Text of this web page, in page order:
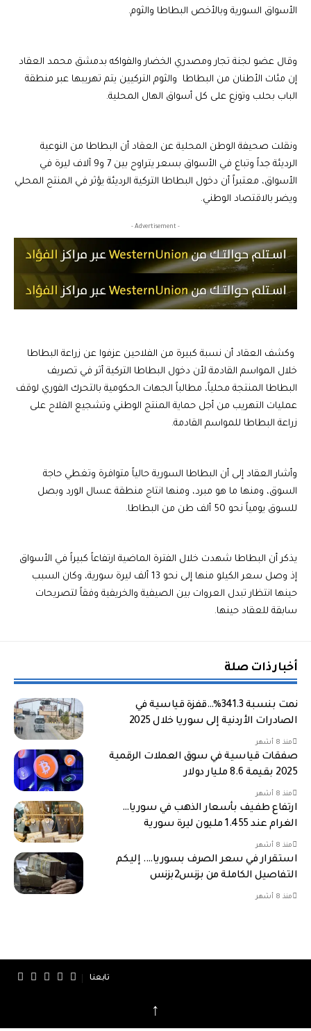
الأسواق السورية وبالأخص البطاطا والثوم.
وقال عضو لجنة تجار ومصدري الخضار والفواكه بدمشق محمد العقاد
إن مئات الأطنان من البطاطا والثوم التركيين يتم تهريبها عبر منطقة
الباب بحلب وتوزع على كل أسواق الهال المحلية.
ونقلت صحيفة الوطن المحلية عن العقاد أن البطاطا من النوعية
الرديئة جداً وتباع في الأسواق بسعر يتراوح بين 7 و9 آلاف ليرة في
الأسواق، معتبراً أن دخول البطاطا التركية الرديئة يؤثر في المنتج المحلي
ويضر بالاقتصاد الوطني.
- Advertisement -
وكشف العقاد أن نسبة كبيرة من الفلاحين عزفوا عن زراعة البطاطا
خلال المواسم القادمة لأن دخول البطاطا التركية أثر في تصريف
البطاطا المنتجة محلياً، مطالباً الجهات الحكومية بالتحرك الفوري لوقف
عمليات التهريب من أجل حماية المنتج الوطني وتشجيع الفلاح على
زراعة البطاطا للمواسم القادمة.
وأشار العقاد إلى أن البطاطا السورية حالياً متوافرة وتغطي حاجة
السوق، ومنها ما هو مبرد، ومنها انتاج منطقة عسال الورد وبصل
للسوق يومياً نحو 50 ألف طن من البطاطا.
يذكر أن البطاطا شهدت خلال الفترة الماضية ارتفاعاً كبيراً في الأسواق
إذ وصل سعر الكيلو منها إلى نحو 13 ألف ليرة سورية، وكان السبب
حينها انتظار تبدل العروات بين الصيفية والخريفية وفقاً لتصريحات
سابقة للعقاد حينها.
أخبار ذات صلة
نمت بنسبة 341.3%…قفزة قياسية في
الصادرات الأردنية إلى سوريا خلال 2025
منذ 8 أشهر
صفقات قياسية في سوق العملات الرقمية
2025 بقيمة 8.6 مليار دولار
منذ 8 أشهر
ارتفاع طفيف بأسعار الذهب في سوريا…
الغرام عند 1.455 مليون ليرة سورية
منذ 8 أشهر
استقرار في سعر الصرف بسوريا…. إليكم
التفاصيل الكاملة من بزنس2بزنس
منذ 8 أشهر
تابعنا
↑